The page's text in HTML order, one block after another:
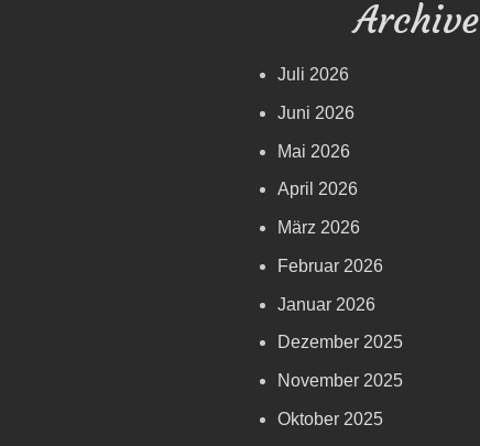
Archive
Juli 2026
Juni 2026
Mai 2026
April 2026
März 2026
Februar 2026
Januar 2026
Dezember 2025
November 2025
Oktober 2025